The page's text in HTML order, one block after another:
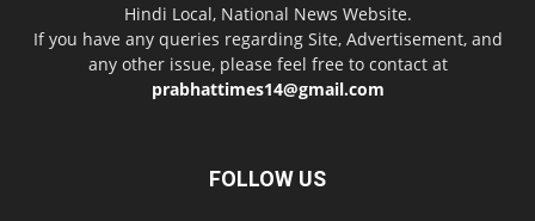
Hindi Local, National News Website.
If you have any queries regarding Site, Advertisement, and
any other issue, please feel free to contact at
prabhattimes14@gmail.com
FOLLOW US